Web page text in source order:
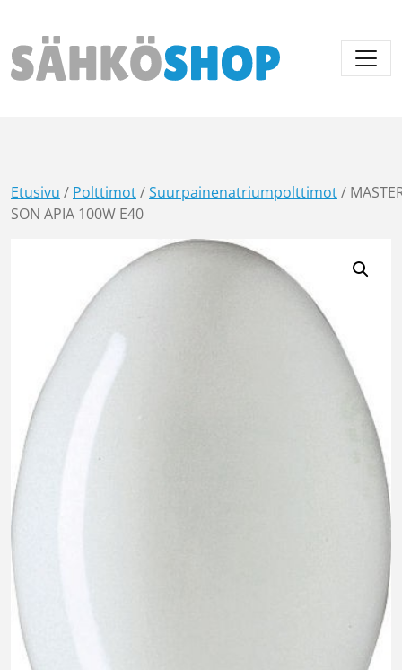
Päävalikko
Etusivu / Polttimot/Suurpainenatriumpolttimot/
SON APIA 100W E40